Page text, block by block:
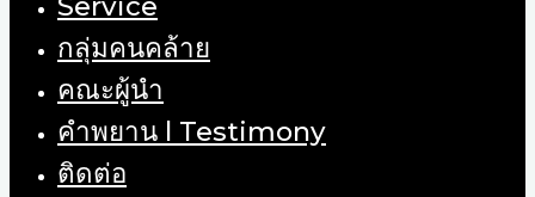
กลุ่มคนคล้าย
คณะผู้นำ
คำพยาน l Testimony
ติดต่อ